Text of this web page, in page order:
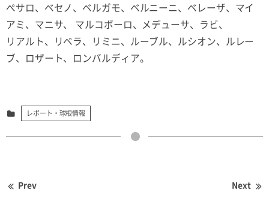
ぺサロ、ベセノ、ベルガモ、ベルニーニ、ベレーザ、マイ
アミ、マニサ、 マルコポーロ、メデューサ、ラビ、
リアルト、リベラ、リミニ、ルーブル、ルシオン、ルレー
ブ、ロザート、ロンバルディア。
レポート・球根情報
Prev Next